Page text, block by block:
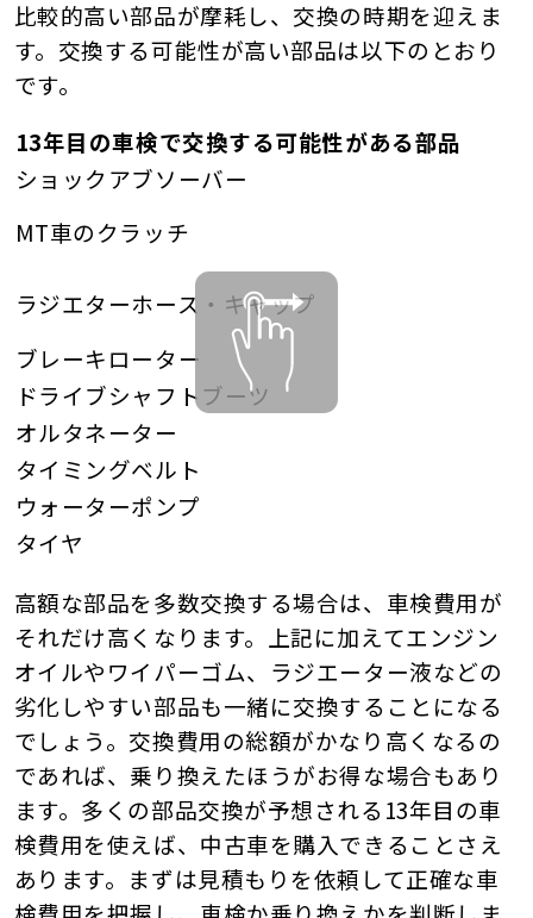
比較的高い部品が摩耗し、交換の時期を迎えま
す。交換する可能性が高い部品は以下のとおり
です。
13年目の車検で交換する可能性がある部品
ショックアブソーバー
MT車のクラッチ
ラジエターホース・キャップ
ブレーキローター
ドライブシャフトブーツ
オルタネーター
タイミングベルト
ウォーターポンプ
タイヤ
高額な部品を多数交換する場合は、車検費用が
それだけ高くなります。上記に加えてエンジン
オイルやワイパーゴム、ラジエーター液などの
劣化しやすい部品も一緒に交換することになる
でしょう。交換費用の総額がかなり高くなるの
であれば、乗り換えたほうがお得な場合もあり
ます。多くの部品交換が予想される13年目の車
検費用を使えば、中古車を購入できることさえ
あります。まずは見積もりを依頼して正確な車